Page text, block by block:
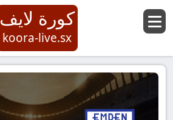
كورة لايف
koora-live.sx